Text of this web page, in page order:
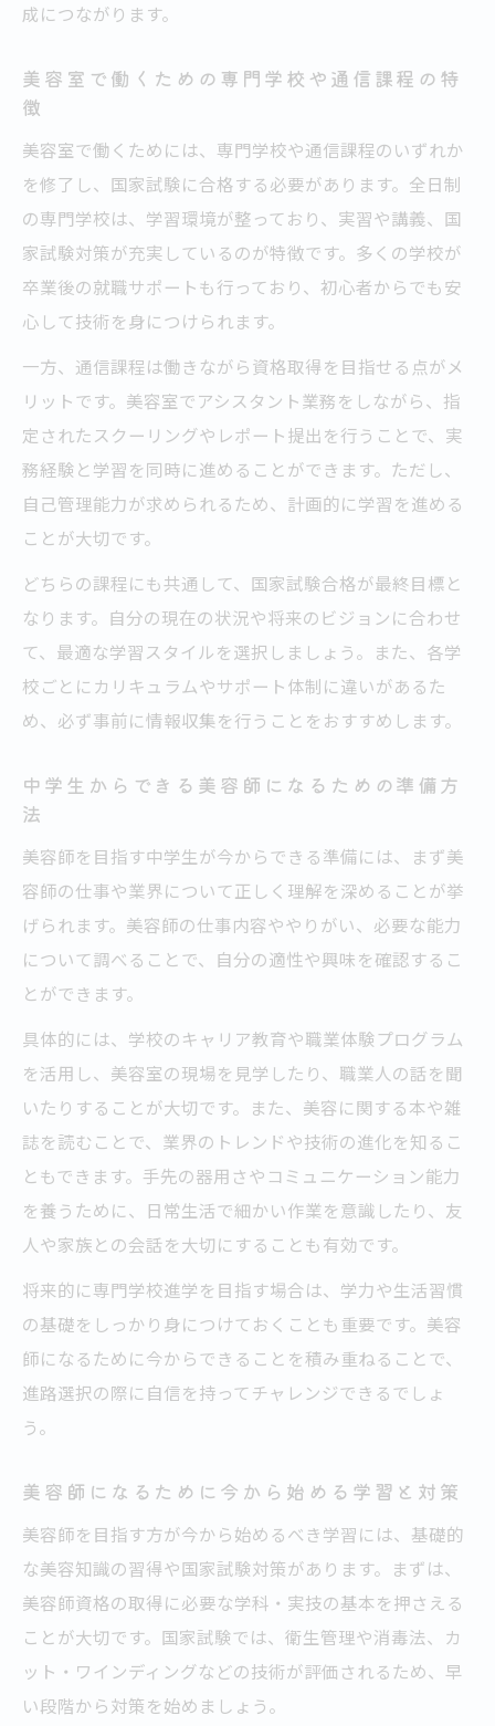
成につながります。
美容室で働くための専門学校や通信課程の特
徴
美容室で働くためには、専門学校や通信課程のいずれか
を修了し、国家試験に合格する必要があります。全日制
の専門学校は、学習環境が整っており、実習や講義、国
家試験対策が充実しているのが特徴です。多くの学校が
卒業後の就職サポートも行っており、初心者からでも安
心して技術を身につけられます。
一方、通信課程は働きながら資格取得を目指せる点がメ
リットです。美容室でアシスタント業務をしながら、指
定されたスクーリングやレポート提出を行うことで、実
務経験と学習を同時に進めることができます。ただし、
自己管理能力が求められるため、計画的に学習を進める
ことが大切です。
どちらの課程にも共通して、国家試験合格が最終目標と
なります。自分の現在の状況や将来のビジョンに合わせ
て、最適な学習スタイルを選択しましょう。また、各学
校ごとにカリキュラムやサポート体制に違いがあるた
め、必ず事前に情報収集を行うことをおすすめします。
中学生からできる美容師になるための準備方
法
美容師を目指す中学生が今からできる準備には、まず美
容師の仕事や業界について正しく理解を深めることが挙
げられます。美容師の仕事内容ややりがい、必要な能力
について調べることで、自分の適性や興味を確認するこ
とができます。
具体的には、学校のキャリア教育や職業体験プログラム
を活用し、美容室の現場を見学したり、職業人の話を聞
いたりすることが大切です。また、美容に関する本や雑
誌を読むことで、業界のトレンドや技術の進化を知るこ
ともできます。手先の器用さやコミュニケーション能力
を養うために、日常生活で細かい作業を意識したり、友
人や家族との会話を大切にすることも有効です。
将来的に専門学校進学を目指す場合は、学力や生活習慣
の基礎をしっかり身につけておくことも重要です。美容
師になるために今からできることを積み重ねることで、
進路選択の際に自信を持ってチャレンジできるでしょ
う。
美容師になるために今から始める学習と対策
美容師を目指す方が今から始めるべき学習には、基礎的
な美容知識の習得や国家試験対策があります。まずは、
美容師資格の取得に必要な学科・実技の基本を押さえる
ことが大切です。国家試験では、衛生管理や消毒法、カ
ット・ワインディングなどの技術が評価されるため、早
い段階から対策を始めましょう。